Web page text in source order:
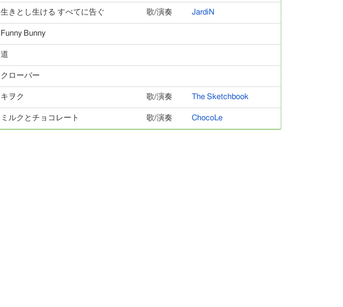
生きとし生ける すべてに告ぐ 歌/演奏 JardiN
Funny Bunny
道
クローバー
キヲク 歌/演奏 The Sketchbook
ミルクとチョコレート 歌/演奏 ChocoLe